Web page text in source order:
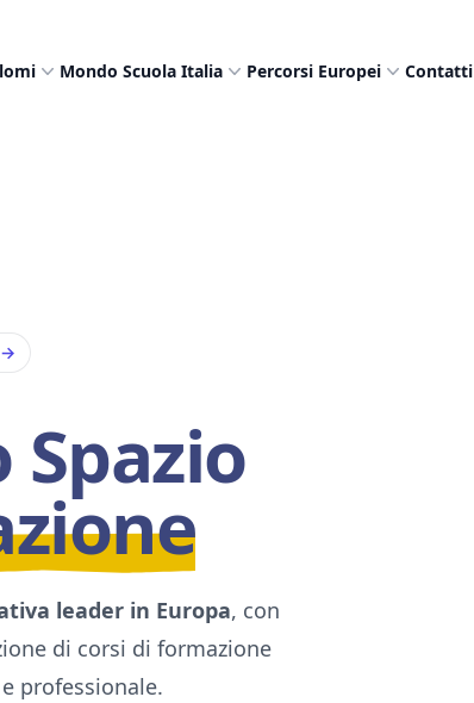
Mondo Scuola Italia Percorsi Europei Contatti
→
Spazio
leader in Europa, con
di corsi di formazione
professionale.